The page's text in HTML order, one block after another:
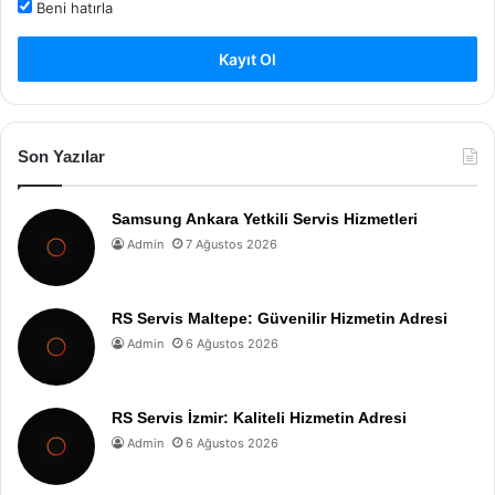
Beni hatırla
Kayıt Ol
Son Yazılar
Samsung Ankara Yetkili Servis Hizmetleri
Admin 7 Ağustos 2026
RS Servis Maltepe: Güvenilir Hizmetin Adresi
Admin 6 Ağustos 2026
RS Servis İzmir: Kaliteli Hizmetin Adresi
Admin 6 Ağustos 2026